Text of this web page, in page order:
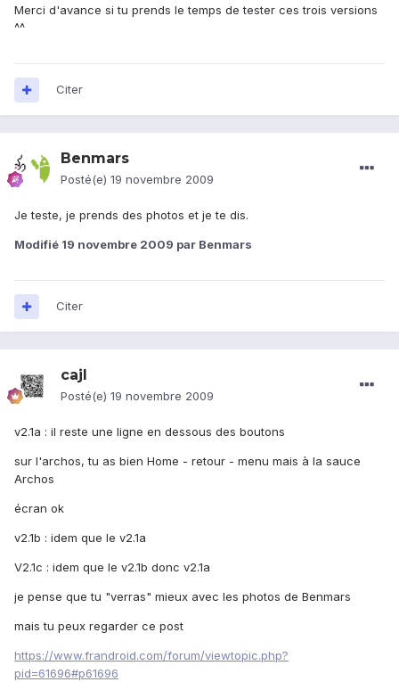
Merci d'avance si tu prends le temps de tester ces trois versions
^^
Citer
Benmars
Posté(e) 19 novembre 2009
Je teste, je prends des photos et je te dis.
Modifié 19 novembre 2009 par Benmars
Citer
cajl
Posté(e) 19 novembre 2009
v2.1a : il reste une ligne en dessous des boutons
sur l'archos, tu as bien Home - retour - menu mais à la sauce
Archos
écran ok
v2.1b : idem que le v2.1a
V2.1c : idem que le v2.1b donc v2.1a
je pense que tu "verras" mieux avec les photos de Benmars
mais tu peux regarder ce post
https://www.frandroid.com/forum/viewtopic.php?
pid=61696#p61696